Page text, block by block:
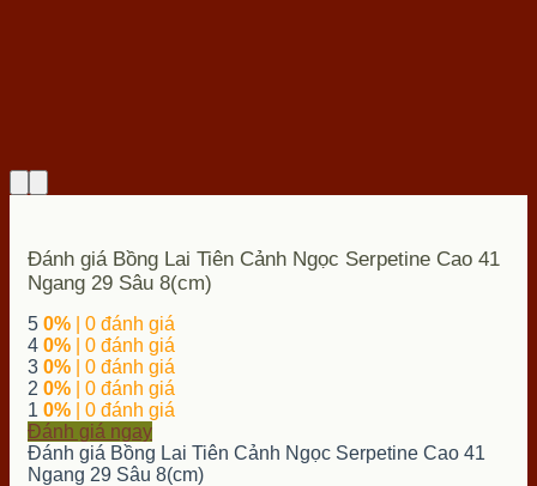
Đánh giá Bồng Lai Tiên Cảnh Ngọc Serpetine Cao 41
Ngang 29 Sâu 8(cm)
5 0% | 0 đánh giá
4 0% | 0 đánh giá
3 0% | 0 đánh giá
2 0% | 0 đánh giá
1 0% | 0 đánh giá
Đánh giá ngay
Đánh giá Bồng Lai Tiên Cảnh Ngọc Serpetine Cao 41
Ngang 29 Sâu 8(cm)